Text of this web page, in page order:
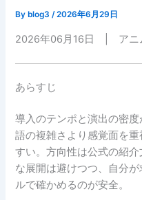
By blog3/2026年6月29日
2026年06月16日 | ア
あらすじ
導入のテンポと演出の密
語の複雑さより感覚面を
すい。方向性は公式の紹
な展開は避けつつ、自分
ルで確かめるのが安全。